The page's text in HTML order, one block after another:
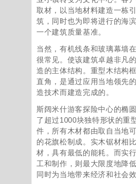
取材，以当地材料建造一栋
筑，同时也为即将进行的海
一个建筑质量基准。
当然，有机线条和玻璃幕墙
很常见。使该建筑卓越非凡
造的主体结构。重型木结构
直角，是通过应用当地领先
造技术而建造完成的。
斯阔米什游客探险中心的椭
了超过1000块独特形状的重
件，所有木材都由取自当地
的花旗松制成。实木锯材相
材，具有最低的能耗。而实
工和制作，则最大限度地降
同时为当地带来经济和社会效